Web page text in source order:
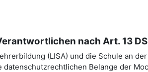
nach Art. 13
(LISA) und die Schule an
Belange der